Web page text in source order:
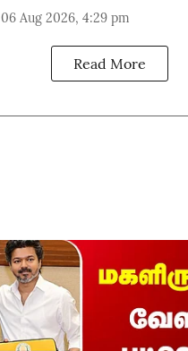
06 Aug 2026, 4:29 pm
Read More